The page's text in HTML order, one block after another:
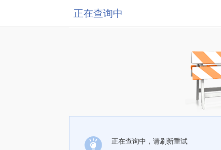
正在查询中
正在查询中，请刷新重试